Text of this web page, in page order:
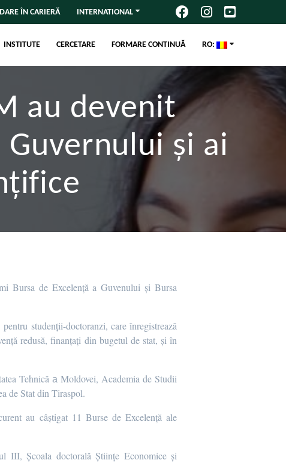
ÎN CARIERĂ INTERNATIONAL
INSTITUTE CERCETARE FORMARE CONTINUĂ RO:
au devenit
și ai
Bursa de Excelență a Guvenului și Bursa
studenții-doctoranzi, care înregistrează
redusă, finanțați din bugetul de stat, și în
Tehnică а Moldovei, Academia de Studii
de Stat din Tiraspol.
au câștigat 11 Burse de Excelență ale
III, Școala doctorală Științe Economice și